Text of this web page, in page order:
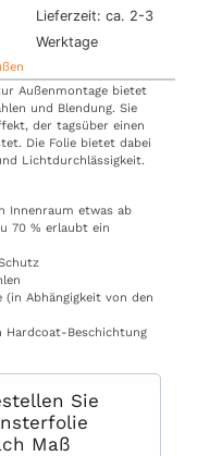
Lieferzeit: ca. 2-3
Werktage
Außenmontage bietet
und Blendung. Sie
der tagsüber einen
Die Folie bietet dabei
Lichtdurchlässigkeit.
Innenraum etwas ab
70 % erlaubt ein
(in Abhängigkeit von den
Hardcoat-Beschichtung
Sie
Maß